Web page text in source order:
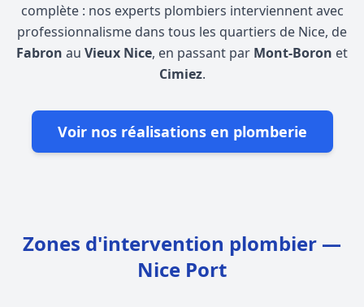
complète : nos experts plombiers interviennent avec
professionnalisme dans tous les quartiers de Nice, de
Fabron au Vieux Nice, en passant par Mont-Boron et
Cimiez.
Voir nos réalisations en plomberie
Zones d'intervention plombier —
Nice Port